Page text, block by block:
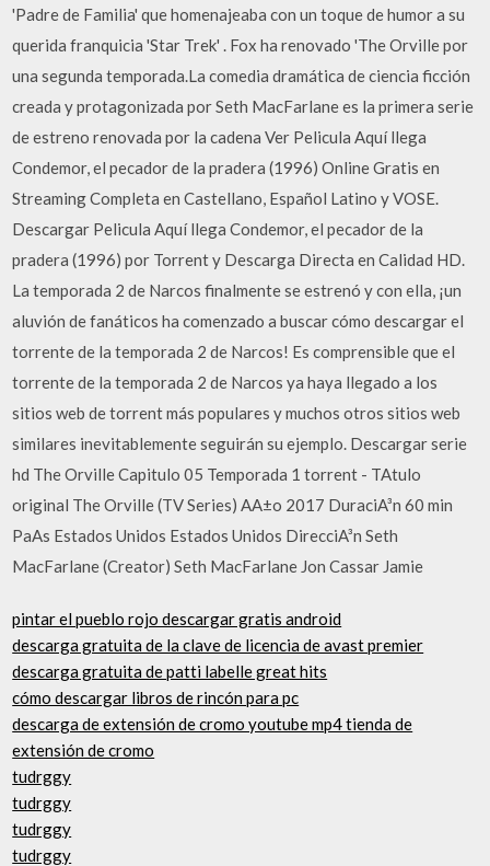
'Padre de Familia' que homenajeaba con un toque de humor a su
querida franquicia 'Star Trek' . Fox ha renovado 'The Orville por
una segunda temporada.La comedia dramática de ciencia ficción
creada y protagonizada por Seth MacFarlane es la primera serie
de estreno renovada por la cadena Ver Pelicula Aquí llega
Condemor, el pecador de la pradera (1996) Online Gratis en
Streaming Completa en Castellano, Español Latino y VOSE.
Descargar Pelicula Aquí llega Condemor, el pecador de la
pradera (1996) por Torrent y Descarga Directa en Calidad HD.
La temporada 2 de Narcos finalmente se estrenó y con ella, ¡un
aluvión de fanáticos ha comenzado a buscar cómo descargar el
torrente de la temporada 2 de Narcos! Es comprensible que el
torrente de la temporada 2 de Narcos ya haya llegado a los
sitios web de torrent más populares y muchos otros sitios web
similares inevitablemente seguirán su ejemplo. Descargar serie
hd The Orville Capitulo 05 Temporada 1 torrent - TA­tulo
original The Orville (TV Series) AA±o 2017 DuraciA³n 60 min
PaA­s Estados Unidos Estados Unidos DirecciA³n Seth
MacFarlane (Creator) Seth MacFarlane Jon Cassar Jamie
pintar el pueblo rojo descargar gratis android
descarga gratuita de la clave de licencia de avast premier
descarga gratuita de patti labelle great hits
cómo descargar libros de rincón para pc
descarga de extensión de cromo youtube mp4 tienda de
extensión de cromo
tudrggy
tudrggy
tudrggy
tudrggy